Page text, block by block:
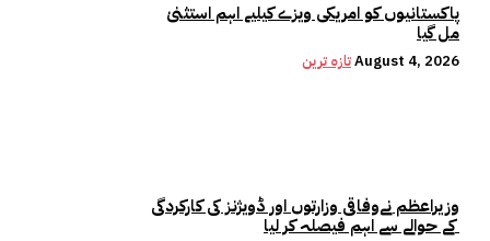
پاکستانیوں کو امریکی ویزے کیلیے اہم استثنیٰ
مل گیا
تازہ ترینAugust 4, 2026
وزیراعظم نےوفاقی وزارتوں اور ڈویژنز کی کارکردگی
کے حوالے سے اہم فیصلہ کر لیا